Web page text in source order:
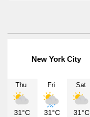
New York City
Thu
31°C
Fri
31°C
Sat
31°C